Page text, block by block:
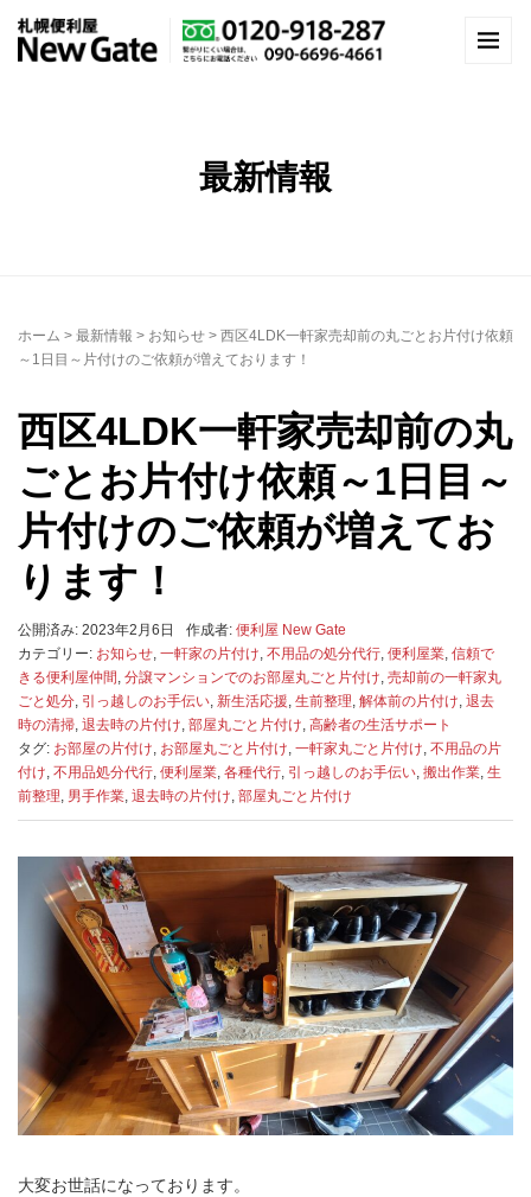
最新情報
ホーム > 最新情報 > お知らせ > 西区4LDK一軒家売却前の丸ごとお片付け依頼
～1日目～片付けのご依頼が増えております！
西区4LDK一軒家売却前の丸
ごとお片付け依頼～1日目～
片付けのご依頼が増えてお
ります！
公開済み: 2023年2月6日 作成者: 便利屋 New Gate
カテゴリー: お知らせ, 一軒家の片付け, 不用品の処分代行, 便利屋業, 信頼で
きる便利屋仲間 , 分譲マンションでのお部屋丸ごと片付け, 売却前の一軒家丸
ごと処分, 引っ越しのお手伝い, 新生活応援, 生前整理, 解体前の片付け, 退去
時の清掃, 退去時の片付け, 部屋丸ごと片付け, 高齢者の生活サポート
タグ: お部屋の片付け, お部屋丸ごと片付け, 一軒家丸ごと片付け, 不用品の片
付け, 不用品処分代行, 便利屋業, 各種代行, 引っ越しのお手伝い, 搬出作業, 生
前整理, 男手作業, 退去時の片付け, 部屋丸ごと片付け
大変お世話になっております。